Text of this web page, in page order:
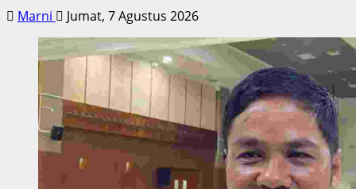
Marni Jumat, 7 Agustus 2026